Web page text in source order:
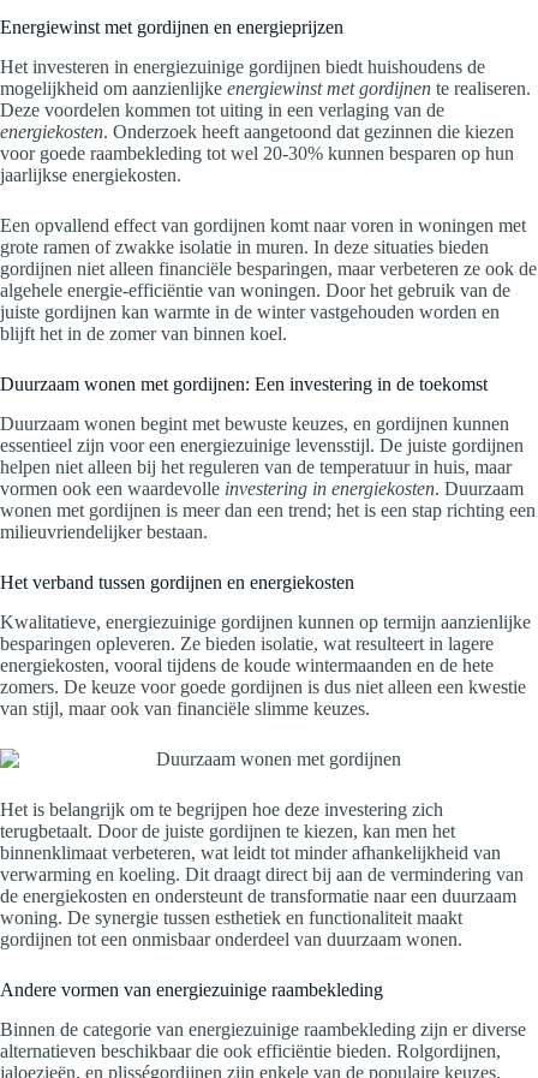
Energiewinst met gordijnen en energieprijzen
Het investeren in energiezuinige gordijnen biedt huishoudens de
mogelijkheid om aanzienlijke energiewinst met gordijnen te realiseren.
Deze voordelen kommen tot uiting in een verlaging van de
energiekosten. Onderzoek heeft aangetoond dat gezinnen die kiezen
voor goede raambekleding tot wel 20-30% kunnen besparen op hun
jaarlijkse energiekosten.
Een opvallend effect van gordijnen komt naar voren in woningen met
grote ramen of zwakke isolatie in muren. In deze situaties bieden
gordijnen niet alleen financiële besparingen, maar verbeteren ze ook de
algehele energie-efficiëntie van woningen. Door het gebruik van de
juiste gordijnen kan warmte in de winter vastgehouden worden en
blijft het in de zomer van binnen koel.
Duurzaam wonen met gordijnen: Een investering in de toekomst
Duurzaam wonen begint met bewuste keuzes, en gordijnen kunnen
essentieel zijn voor een energiezuinige levensstijl. De juiste gordijnen
helpen niet alleen bij het reguleren van de temperatuur in huis, maar
vormen ook een waardevolle investering in energiekosten. Duurzaam
wonen met gordijnen is meer dan een trend; het is een stap richting een
milieuvriendelijker bestaan.
Het verband tussen gordijnen en energiekosten
Kwalitatieve, energiezuinige gordijnen kunnen op termijn aanzienlijke
besparingen opleveren. Ze bieden isolatie, wat resulteert in lagere
energiekosten, vooral tijdens de koude wintermaanden en de hete
zomers. De keuze voor goede gordijnen is dus niet alleen een kwestie
van stijl, maar ook van financiële slimme keuzes.
Het is belangrijk om te begrijpen hoe deze investering zich
terugbetaalt. Door de juiste gordijnen te kiezen, kan men het
binnenklimaat verbeteren, wat leidt tot minder afhankelijkheid van
verwarming en koeling. Dit draagt direct bij aan de vermindering van
de energiekosten en ondersteunt de transformatie naar een duurzaam
woning. De synergie tussen esthetiek en functionaliteit maakt
gordijnen tot een onmisbaar onderdeel van duurzaam wonen.
Andere vormen van energiezuinige raambekleding
Binnen de categorie van energiezuinige raambekleding zijn er diverse
alternatieven beschikbaar die ook efficiëntie bieden. Rolgordijnen,
jaloezieën, en plisségordijnen zijn enkele van de populaire keuzes.